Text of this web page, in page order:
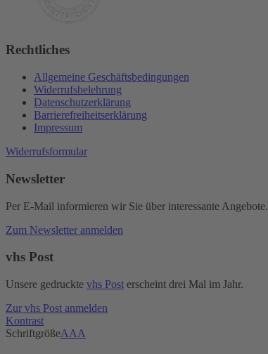
Rechtliches
Allgemeine Geschäftsbedingungen
Widerrufsbelehrung
Datenschutzerklärung
Barrierefreiheitserklärung
Impressum
Widerrufsformular
Newsletter
Per E-Mail informieren wir Sie über interessante Angebote.
Zum Newsletter anmelden
vhs Post
Unsere gedruckte vhs Post erscheint drei Mal im Jahr.
Zur vhs Post anmelden
Kontrast
SchriftgrößeAAA